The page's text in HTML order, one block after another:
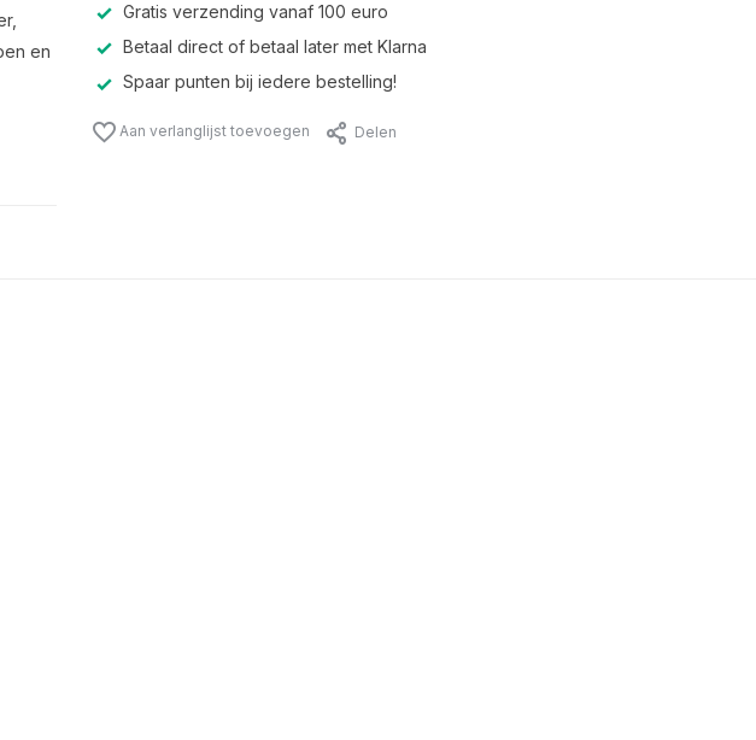
en
Gratis verzending vanaf 100 euro
Betaal direct of betaal later met Klarna
Spaar punten bij iedere bestelling!
Aan verlanglijst toevoegen Delen